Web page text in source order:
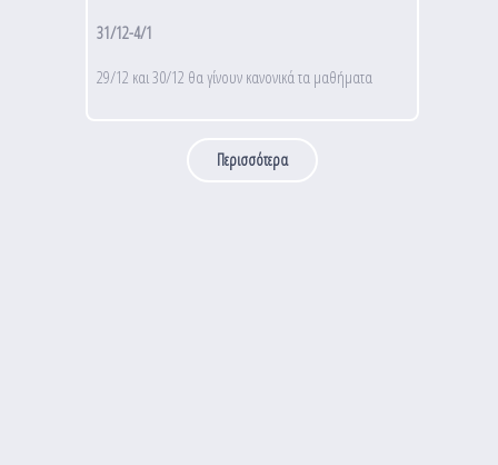
31/12-4/1
29/12 και 30/12 θα γίνουν κανονικά τα μαθήματα
Περισσότερα